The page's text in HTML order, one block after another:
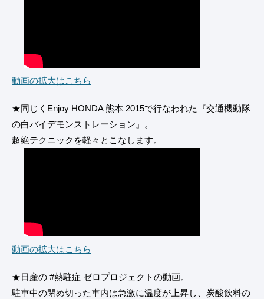
動画の拡大はこちら
★同じくEnjoy HONDA 熊本 2015で行なわれた『交通機動隊
の白バイデモンストレーション』。
超絶テクニックを軽々とこなします。
動画の拡大はこちら
★日産の #熱駐症 ゼロプロジェクトの動画。
駐車中の閉め切った車内は急激に温度が上昇し、炭酸飲料の